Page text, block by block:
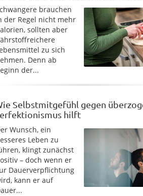
brauchen
der Regel nicht mehr
sollten aber
zu sich
Denn ab
der...
Selbstmitgefühl gegen
hilft
Wunsch, ein
Leben zu
klingt zunächst
– doch wenn er
Dauerverpflichtung
kann er auf